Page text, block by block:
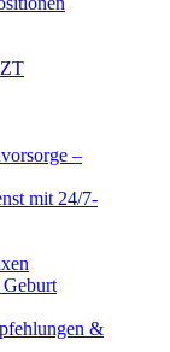
–
mit 24/7-
&